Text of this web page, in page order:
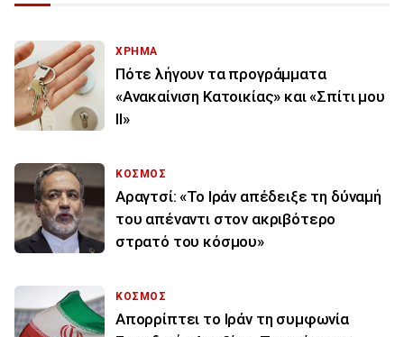
ΧΡΗΜΑ
Πότε λήγουν τα προγράμματα
«Ανακαίνιση Κατοικίας» και «Σπίτι μου
ΙΙ»
ΚΟΣΜΟΣ
Αραγτσί: «Το Ιράν απέδειξε τη δύναμή
του απέναντι στον ακριβότερο
στρατό του κόσμου»
ΚΟΣΜΟΣ
Απορρίπτει το Ιράν τη συμφωνία